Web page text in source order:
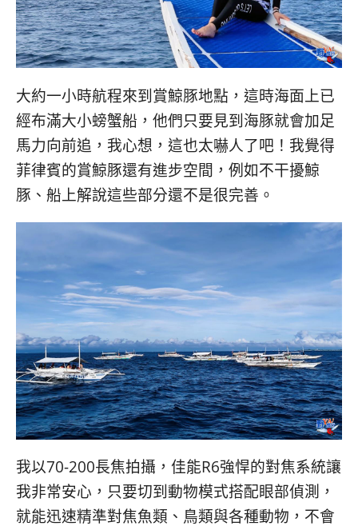
大約一小時航程來到賞鯨豚地點，這時海面上已
經布滿大小螃蟹船，他們只要見到海豚就會加足
馬力向前追，我心想，這也太嚇人了吧！我覺得
菲律賓的賞鯨豚還有進步空間，例如不干擾鯨
豚、船上解說這些部分還不是很完善。
我以70-200長焦拍攝，佳能R6強悍的對焦系統讓
我非常安心，只要切到動物模式搭配眼部偵測，
就能迅速精準對焦魚類、鳥類與各種動物，不會